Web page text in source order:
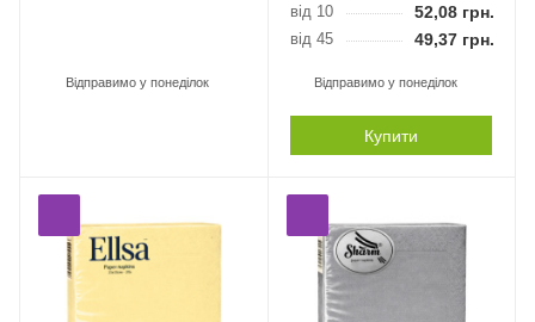
Відправимо у понеділок
від 10 52,08грн.
від 45 49,37грн.
Відправимо у понеділок
Купити